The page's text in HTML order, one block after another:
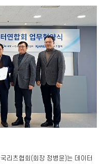
리츠협회(회장 정병윤)는 데이터